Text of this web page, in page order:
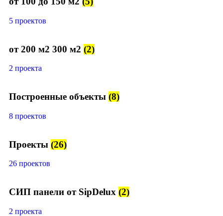
5 проектов
от 200 м2 300 м2 (2)
2 проекта
Построенные объекты (8)
8 проектов
Проекты (26)
26 проектов
СИП панели от SipDelux (2)
2 проекта